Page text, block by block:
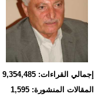
إجمالي القراءات: 9,354,485
المقالات المنشورة: 1,595